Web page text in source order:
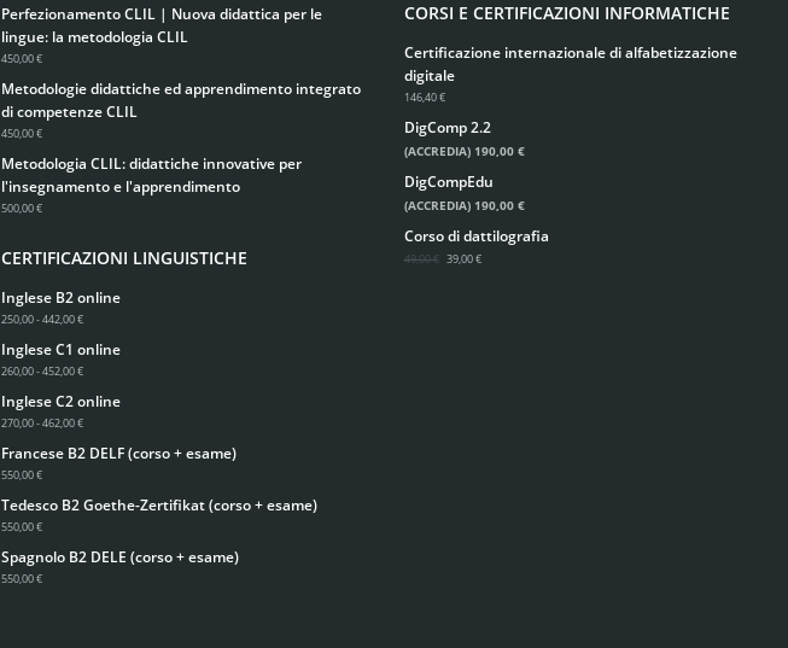
Perfezionamento CLIL | Nuova didattica per le
lingue: la metodologia CLIL
450,00 €
Metodologie didattiche ed apprendimento integrato
di competenze CLIL
450,00 €
Metodologia CLIL: didattiche innovative per
l'insegnamento e l'apprendimento
500,00 €
CERTIFICAZIONI LINGUISTICHE
Inglese B2 online
250,00 - 442,00 €
Inglese C1 online
260,00 - 452,00 €
Inglese C2 online
270,00 - 462,00 €
Francese B2 DELF (corso + esame)
550,00 €
Tedesco B2 Goethe-Zertifikat (corso + esame)
550,00 €
Spagnolo B2 DELE (corso + esame)
550,00 €
CORSI E CERTIFICAZIONI INFORMATICHE
Certificazione internazionale di alfabetizzazione
digitale
146,40 €
DigComp 2.2
(ACCREDIA) 190,00 €
DigCompEdu
(ACCREDIA) 190,00 €
Corso di dattilografia
49,00 € 39,00 €